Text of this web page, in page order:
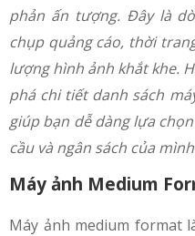
phản ấn tượng. Đây là
chụp quảng cáo, thời
lượng hình ảnh khắt khe.
phá chi tiết danh sách
giúp bạn dễ dàng lựa
cầu và ngân sách của
Máy ảnh Medium
Máy ảnh medium format